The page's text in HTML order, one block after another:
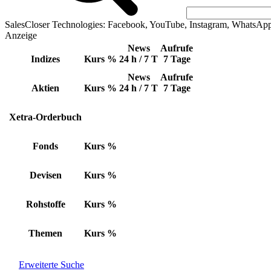
SalesCloser Technologies: Facebook, YouTube, Instagram,
Anzeige
Indizes Kurs %
News
24 h / 7 T
Aufrufe
7 Tage
Aktien Kurs %
News
24 h / 7 T
Aufrufe
7 Tage
Xetra-Orderbuch
Fonds Kurs %
Devisen Kurs %
Rohstoffe Kurs %
Themen Kurs %
Erweiterte Suche